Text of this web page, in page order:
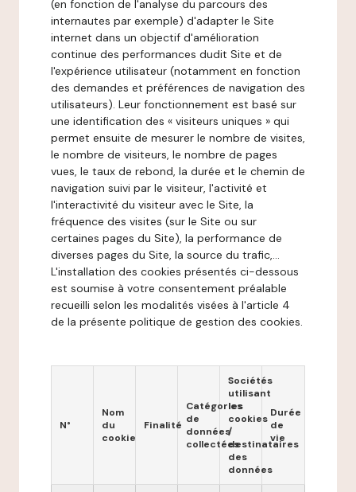
(en fonction de l'analyse du parcours des
internautes par exemple) d'adapter le Site
internet dans un objectif d'amélioration
continue des performances dudit Site et de
l'expérience utilisateur (notamment en fonction
des demandes et préférences de navigation des
utilisateurs). Leur fonctionnement est basé sur
une identification des « visiteurs uniques » qui
permet ensuite de mesurer le nombre de visites,
le nombre de visiteurs, le nombre de pages
vues, le taux de rebond, la durée et le chemin de
navigation suivi par le visiteur, l'activité et
l'interactivité du visiteur avec le Site, la
fréquence des visites (sur le Site ou sur
certaines pages du Site), la performance de
diverses pages du Site, la source du trafic,...
L'installation des cookies présentés ci-dessous
est soumise à votre consentement préalable
recueilli selon les modalités visées à l'article 4
de la présente politique de gestion des cookies.
N°
Nom
du
cookie
Finalité
Catégories
de
données
collectées
Sociétés
utilisant
les
cookies
/
destinataires
des
données
Durée
de
vie